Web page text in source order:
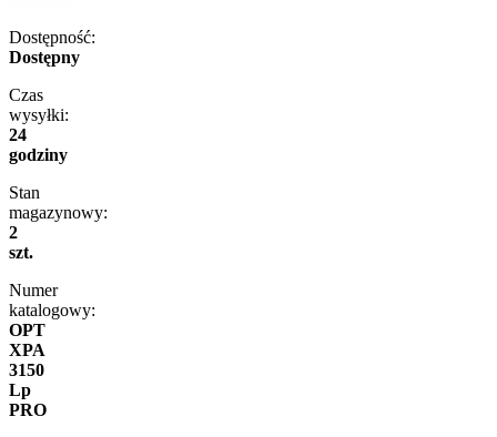
Dostępność:
Dostępny
Czas
wysyłki:
24
godziny
Stan
magazynowy:
2
szt.
Numer
katalogowy:
OPT
XPA
3150
Lp
PRO